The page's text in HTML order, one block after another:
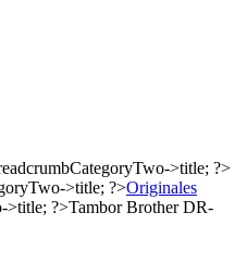
Originales
Tambor Brother DR-